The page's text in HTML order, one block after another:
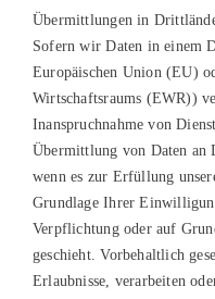
Übermittlungen in
Sofern wir Daten in einem
Europäischen Union (EU)
Wirtschaftsraums (EWR))
Inanspruchnahme von
Übermittlung von Daten an
wenn es zur Erfüllung
Grundlage Ihrer
Verpflichtung oder auf
geschieht. Vorbehaltlich
Erlaubnisse, verarbeiten